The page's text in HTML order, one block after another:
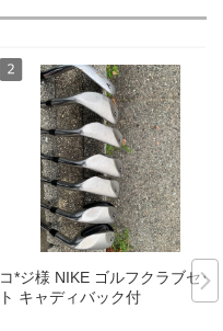
コ*ジ様 NIKE ゴルフクラブセッ
ト キャディバック付